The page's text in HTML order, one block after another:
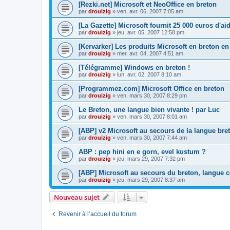
[Rezki.net] Microsoft et NeoOffice en breton
par drouizig » ven. avr. 06, 2007 7:05 am
[La Gazette] Microsoft fournit 25 000 euros
par drouizig » jeu. avr. 05, 2007 12:58 pm
[Kervarker] Les produits Microsoft en breton
par drouizig » mer. avr. 04, 2007 4:51 am
[Télégramme] Windows en breton !
par drouizig » lun. avr. 02, 2007 8:10 am
[Programmez.com] Microsoft Office en breton
par drouizig » ven. mars 30, 2007 8:29 pm
Le Breton, une langue bien vivante ! par Luc
par drouizig » ven. mars 30, 2007 8:01 am
[ABP] v2 Microsoft au secours de la langue
par drouizig » ven. mars 30, 2007 7:44 am
ABP : pep hini en e gorn, evel kustum ?
par drouizig » jeu. mars 29, 2007 7:32 pm
[ABP] Microsoft au secours du breton, langue
par drouizig » jeu. mars 29, 2007 8:37 am
Nouveau sujet
Revenir à l’accueil du forum